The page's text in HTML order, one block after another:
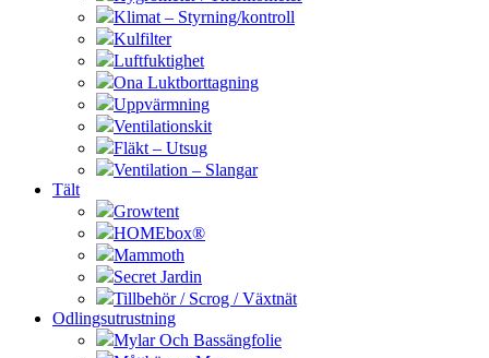
Klimat – Styrning/kontroll
Kulfilter
Luftfuktighet
Ona Luktborttagning
Uppvärmning
Ventilationskit
Fläkt – Utsug
Ventilation – Slangar
Tält
Growtent
HOMEbox®
Mammoth
Secret Jardin
Tillbehör / Scrog / Växtnät
Odlingsutrustning
Mylar Och Bassängfolie